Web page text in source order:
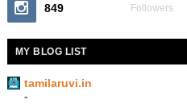
849 Followers
MY BLOG LIST
tamilaruvi.in
-